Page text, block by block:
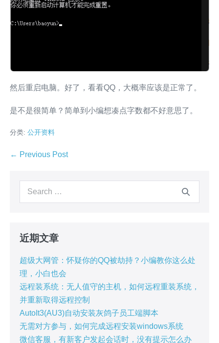
然后重启电脑。好了，看看QQ，大概率应该是正常了。
是不是很简单？简单到小编想凑点字数都不好意思了。
分类: 公开资料
Post
← Previous Post
Search
近期文章
超级大网管：怀疑你的QQ被劫持？小编教你这么处
理，小白也会
远程装系统：无人值守的主机，如何远程重装系统，
并重新取得远程控制
AutoIt3(AU3)自动安装灰鸽子员工端脚本
无需对方参与，如何完成远程安装windows系统
微信客服，有新客户发起会话时，没有提示怎么办